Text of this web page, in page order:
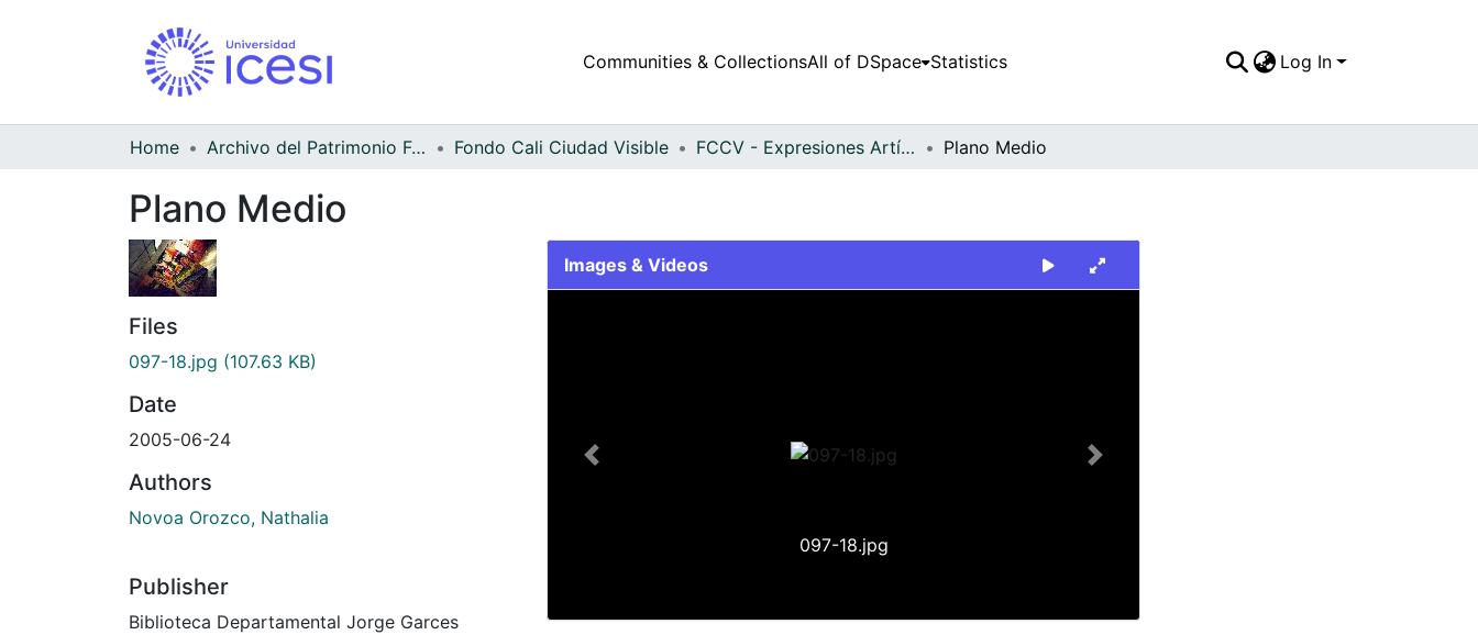
Communities & CollectionsAll of DSpace Statistics Log In
Home Archivo del Patrimonio Fotográfico y Fílmico del Valle del Cauca Fondo Cali Ciudad Visible FCCV - Expresiones Artísticas - Patrimonial Plano Medio
Plano Medio
Files
097-18.jpg (107.63 KB)
Date
2005-06-24
Authors
Novoa Orozco, Nathalia
Publisher
Biblioteca Departamental Jorge Garces
Images & Videos
097-18.jpg
Previous Next